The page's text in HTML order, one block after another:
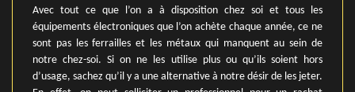
Avec tout ce que l’on a à disposition chez soi et tous les
équipements électroniques que l’on achète chaque année, ce ne
sont pas les ferrailles et les métaux qui manquent au sein de
notre chez-soi. Si on ne les utilise plus ou qu’ils soient hors
d’usage, sachez qu’il y a une alternative à notre désir de les jeter.